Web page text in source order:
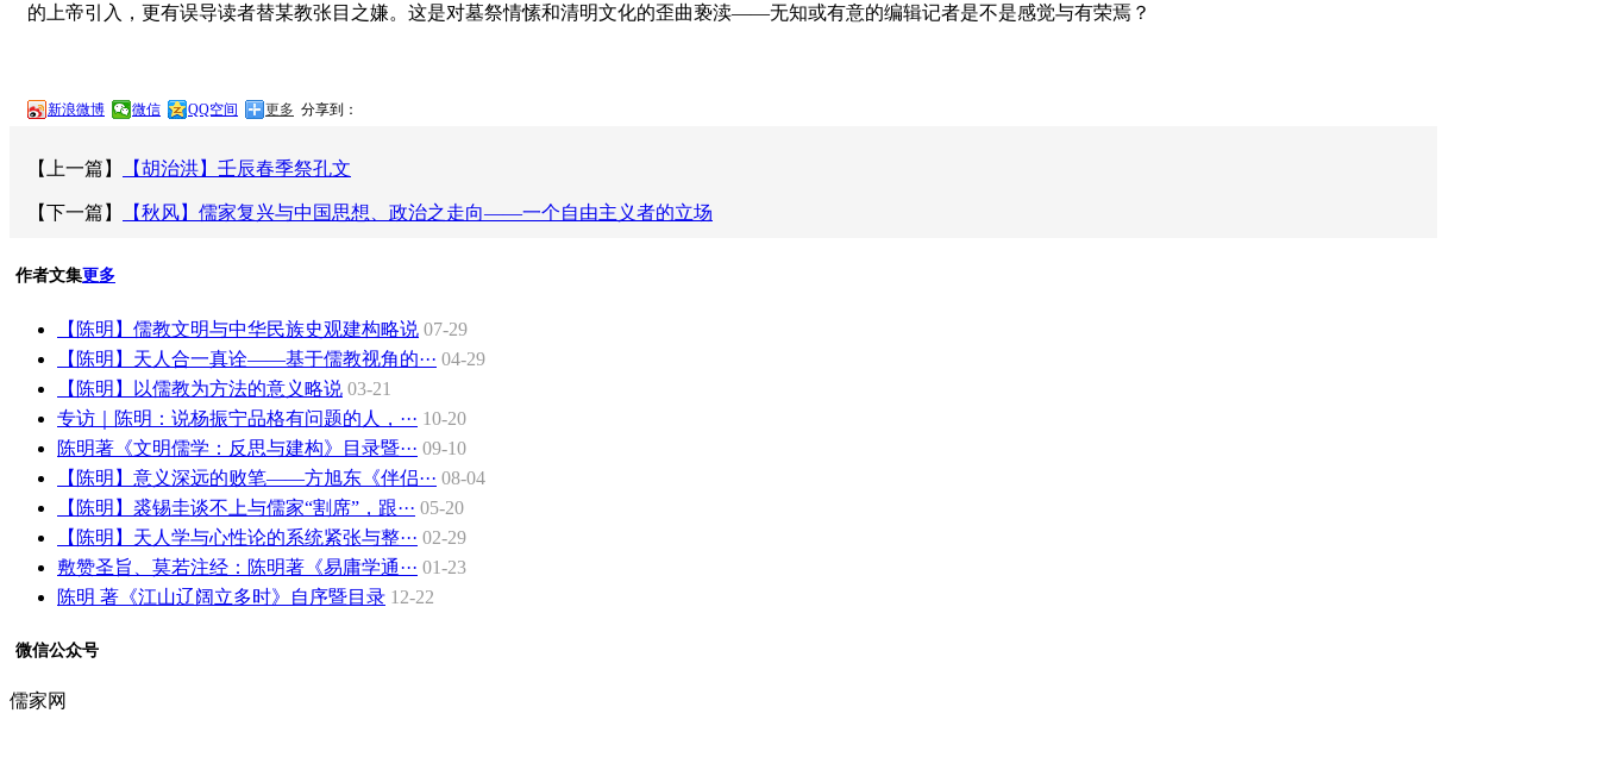
的上帝引入，更有误导读者替某教张目之嫌。这是对墓祭情愫和清明文化的歪曲亵渎——无知或有意的编辑记者是不是感觉与有荣焉？
分享到：
新浪微博 微信 QQ空间 更多
【上一篇】 【胡治洪】壬辰春季祭孔文
【下一篇】 【秋风】儒家复兴与中国思想、政治之走向——一个自由主义者的立场
作者文集更多
【陈明】儒教文明与中华民族史观建构略说 07-29
【陈明】天人合一真诠——基于儒教视角的··· 04-29
【陈明】以儒教为方法的意义略说 03-21
专访｜陈明：说杨振宁品格有问题的人，··· 10-20
陈明著《文明儒学：反思与建构》目录暨··· 09-10
【陈明】意义深远的败笔——方旭东《伴侣··· 08-04
【陈明】裘锡圭谈不上与儒家“割席”，跟··· 05-20
【陈明】天人学与心性论的系统紧张与整··· 02-29
敷赞圣旨、莫若注经：陈明著《易庸学通··· 01-23
陈明 著《江山辽阔立多时》自序暨目录 12-22
微信公众号
儒家网